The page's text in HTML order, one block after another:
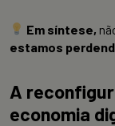
Em síntese,
estamos
A
economia